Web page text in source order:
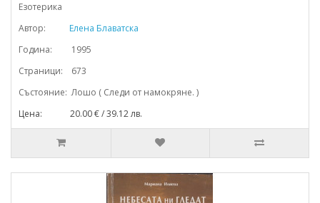
Езотерика
Автор:
Елена Блаватска
Година: 1995
Страници: 673
Състояние: Лошо ( Следи от намокряне. )
Цена: 20.00 € / 39.12 лв.